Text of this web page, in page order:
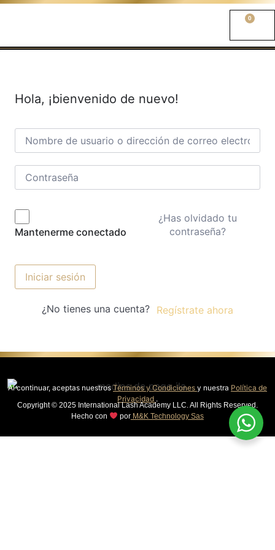
0
Hola, ¡bienvenido de nuevo!
Mantenerme conectado
¿Has olvidado tu
contraseña?
Iniciar sesión
¿No tienes una cuenta? Regístrate ahora
Al continuar, aceptas nuestrosTérminos y Condiciones y nuestra Política de
Privacidad .
Copyright © 2025 International Lash Academy LLC. All Rights Reserved.
Hecho con
porM&K Technology Sas